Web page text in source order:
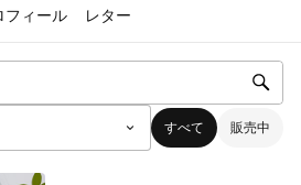
フィール レター
すべて 販売中